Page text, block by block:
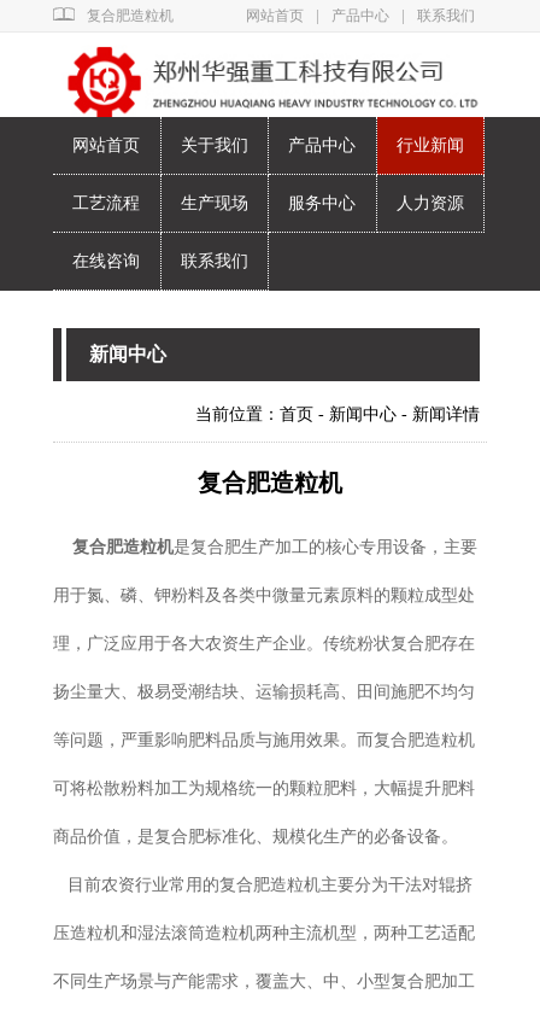
复合肥造粒机 网站首页 | 产品中心 | 联系我们
网站首页 关于我们 产品中心 行业新闻
工艺流程 生产现场 服务中心 人力资源
在线咨询 联系我们
当前位置： 首页 - 新闻中心 - 新闻详情
新闻中心
复合肥造粒机
复合肥造粒机是复合肥生产加工的核心专用设备，主要
用于氮、磷、钾粉料及各类中微量元素原料的颗粒成型处
理，广泛应用于各大农资生产企业。传统粉状复合肥存在
扬尘量大、极易受潮结块、运输损耗高、田间施肥不均匀
等问题，严重影响肥料品质与施用效果。而复合肥造粒机
可将松散粉料加工为规格统一的颗粒肥料，大幅提升肥料
商品价值，是复合肥标准化、规模化生产的必备设备。
目前农资行业常用的复合肥造粒机主要分为干法对辊挤
压造粒机和湿法滚筒造粒机两种主流机型，两种工艺适配
不同生产场景与产能需求，覆盖大、中、小型复合肥加工